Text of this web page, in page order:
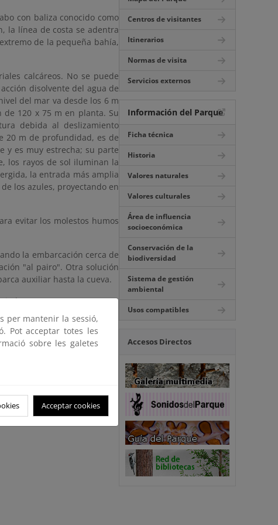
con baliza conocido como
la línea de costa se adentra
de la pequeña bahía,
calcáreos. No se puede
disolvente del agua de
del mar va desde los 6 m
120 x 75 m en planta. Su
debida al deslizamiento
20 m de profundidad, es de
y es muy estrecha; su parte
los rayos de sol iluminan la
la entrada más amplia
los azules, proyectando en
evitar los molestos humos
la embarcación cerca de
"al pairo". Otra solución
auxiliar hasta la cueva.
Centros de visitantes
Itinerarios
Normas de visita
Servicios externos
Información del Parque
Ficha técnica
Historia
Valores naturales
Valores culturales
Área de influencia
socioeconómica
Conservación de la
biodiversidad
Sistema de gestión
ambiental
Usos compatibles
Accesos Directos
per mantenir la sessió,
Pot acceptar totes les
sobre les galetes
Acceptar cookies